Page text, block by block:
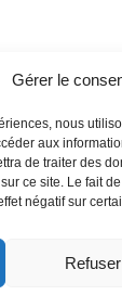
Gérer le
nous
aux
de traiter des
ce site. Le fait
négatif sur
Refuser
Accueil
Contact